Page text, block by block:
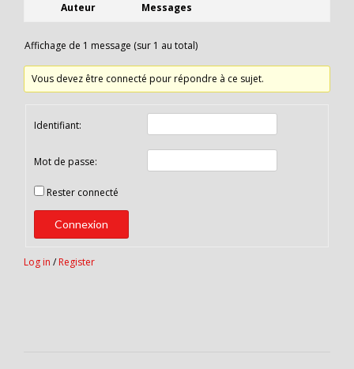
Auteur Messages
Affichage de 1 message (sur 1 au total)
Vous devez être connecté pour répondre à ce sujet.
Identifiant:
Mot de passe:
Rester connecté
Connexion
Log in / Register